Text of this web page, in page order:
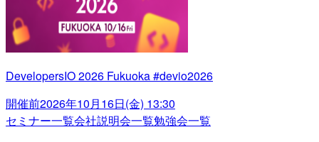
DevelopersIO 2026 Fukuoka #devio2026
開催前2026年10月16日(金) 13:30
セミナー一覧会社説明会一覧勉強会一覧